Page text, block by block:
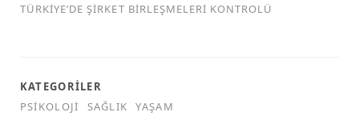
TÜRKİYE’DE ŞİRKET BİRLEŞMELERİ KONTROLÜ
KATEGORILER
PSIKOLOJI
SAĞLIK YAŞAM